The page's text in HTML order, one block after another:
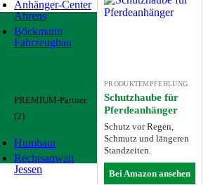
PRODUKTEMPFEHLUNG
Schutzhaube für
Pferdeanhänger
Schutz vor Regen,
Schmutz und längeren
Standzeiten.
Bei Amazon ansehen
Anhänger-Center
Ahrens
Böckmann
Fahrzeugbau
PREMIUM-Partner
(2)
Humbaur
Rechtsanwalt
Jessen